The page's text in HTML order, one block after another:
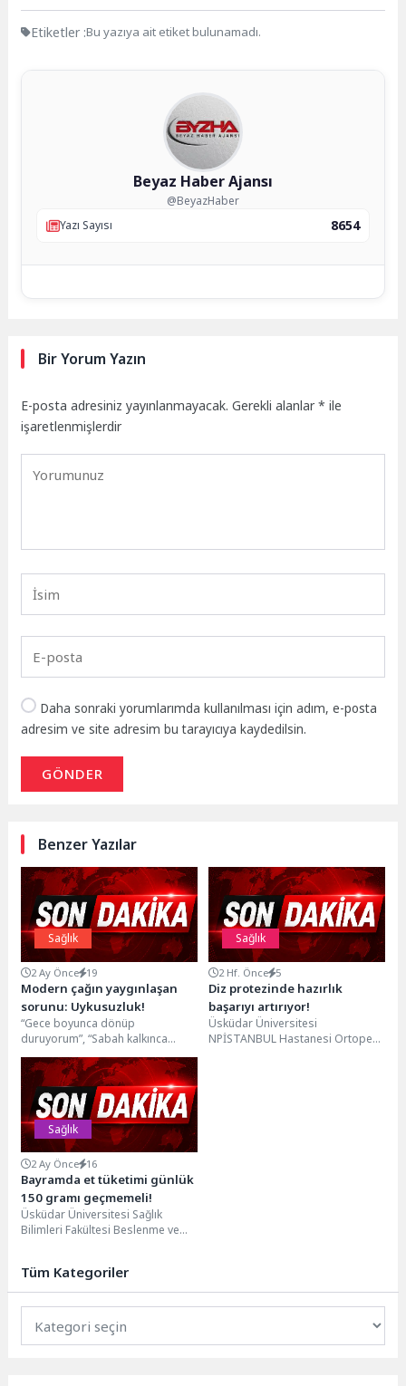
Etiketler :Bu yazıya ait etiket bulunamadı.
Beyaz Haber Ajansı
@BeyazHaber
Yazı Sayısı
8654
Bir Yorum Yazın
E-posta adresiniz yayınlanmayacak. Gerekli alanlar* ile
işaretlenmişlerdir
Daha sonraki yorumlarımda kullanılması için adım, e-posta
adresim ve site adresim bu tarayıcıya kaydedilsin.
GÖNDER
Benzer Yazılar
Sağlık
2 Ay Önce 19
Modern çağın yaygınlaşan
sorunu: Uykusuzluk!
“Gece boyunca dönüp
duruyorum”, “Sabah kalkınca
sanki hiç uyumamış gibi
oluyorum”, “Başımı yastığa
koyuyorum ama...
Sağlık
2 Hf. Önce 5
Diz protezinde hazırlık
başarıyı artırıyor!
Üsküdar Üniversitesi
NPİSTANBUL Hastanesi Ortopedi
Sağlık
2 Ay Önce 16
Bayramda et tüketimi günlük
150 gramı geçmemeli!
Üsküdar Üniversitesi Sağlık
Bilimleri Fakültesi Beslenme ve
Bayramı'nda...
Tüm Kategoriler